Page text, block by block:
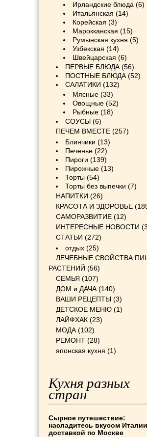
Ирландские блюда (6)
Итальянская (14)
Корейская (3)
Марокканская (15)
Румынская кухня (5)
Узбекская (14)
Швейцарская (6)
ПЕРВЫЕ БЛЮДА (56)
ПОСТНЫЕ БЛЮДА (52)
САЛАТИКИ (132)
Мясные (33)
Овощные (52)
Рыбные (18)
СОУСЫ (6)
ПЕЧЕМ ВМЕСТЕ (257)
Блинчики (13)
Печенье (22)
Пироги (139)
Пирожные (13)
Торты (54)
Торты без выпечки (7)
НАПИТКИ (26)
КРАСОТА И ЗДОРОВЬЕ
САМОРАЗВИТИЕ (12)
ИНТЕРЕСНЫЕ НОВОСТИ
СТАТЬИ (272)
отдых (25)
ЛЕЧЕБНЫЕ СВОЙСТВА
РАСТЕНИЙ (56)
СЕМЬЯ (107)
ДОМ и ДАЧА (140)
ВАШИ РЕЦЕПТЫ (3)
ДЕТСКОЕ МЕНЮ (1)
ЛАЙФХАК (23)
МОДА (102)
РЕМОНТ (28)
японская кухня (1)
Кухня разных
стран
Сырное путешествие:
насладитесь вкусом
доставкой по Москве